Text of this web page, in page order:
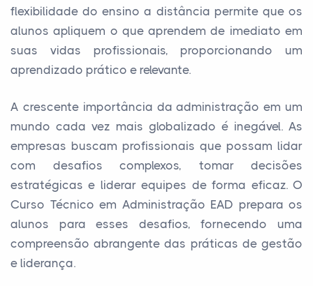
flexibilidade do ensino a distância permite que os
alunos apliquem o que aprendem de imediato em
suas vidas profissionais, proporcionando um
aprendizado prático e relevante.
A crescente importância da administração em um
mundo cada vez mais globalizado é inegável. As
empresas buscam profissionais que possam lidar
com desafios complexos, tomar decisões
estratégicas e liderar equipes de forma eficaz. O
Curso Técnico em Administração EAD prepara os
alunos para esses desafios, fornecendo uma
compreensão abrangente das práticas de gestão
e liderança.